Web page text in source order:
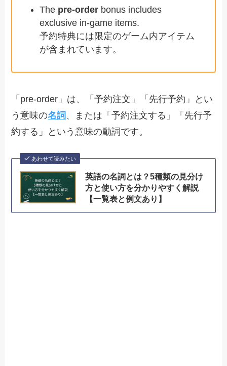
The pre-order bonus includes
exclusive in-game items.
予約特典には限定のゲーム内アイテム
が含まれています。
「pre-order」は、「予約注文」「先行予約」とい
う意味の名詞 、または「予約注文する」「先行予
約する」という意味の動詞です。
あわせて読みたい
英語の名詞とは？5種類の見分け
方と使い方を分かりやすく解説
【一覧表と例文あり】